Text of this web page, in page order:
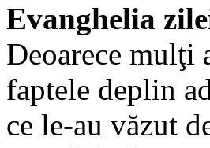
Evanghelia
Deoarece mulţi
faptele deplin
ce le-au văzut